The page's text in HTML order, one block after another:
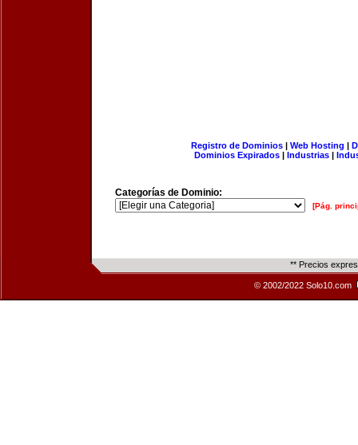
Registro de Dominios| Web Hosting |
Dominios Expirados | Industrias |
Categorías de Dominio:
[Pág.
** Precios
© 2002/2022 Solo10.com